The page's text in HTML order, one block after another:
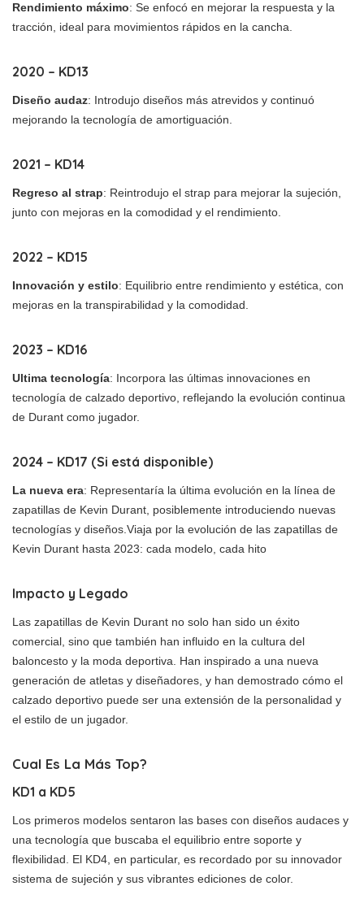
Rendimiento máximo: Se enfocó en mejorar la respuesta y la
tracción, ideal para movimientos rápidos en la cancha.
2020 – KD13
Diseño audaz: Introdujo diseños más atrevidos y continuó
mejorando la tecnología de amortiguación.
2021 – KD14
Regreso al strap: Reintrodujo el strap para mejorar la sujeción,
junto con mejoras en la comodidad y el rendimiento.
2022 – KD15
Innovación y estilo: Equilibrio entre rendimiento y estética, con
mejoras en la transpirabilidad y la comodidad.
2023 – KD16
Ultima tecnología: Incorpora las últimas innovaciones en
tecnología de calzado deportivo, reflejando la evolución continua
de Durant como jugador.
2024 – KD17 (Si está disponible)
La nueva era: Representaría la última evolución en la línea de
zapatillas de Kevin Durant, posiblemente introduciendo nuevas
tecnologías y diseños.Viaja por la evolución de las zapatillas de
Kevin Durant hasta 2023: cada modelo, cada hito
Impacto y Legado
Las zapatillas de Kevin Durant no solo han sido un éxito
comercial, sino que también han influido en la cultura del
baloncesto y la moda deportiva. Han inspirado a una nueva
generación de atletas y diseñadores, y han demostrado cómo el
calzado deportivo puede ser una extensión de la personalidad y
el estilo de un jugador.
Cual Es La Más Top?
KD1 a KD5
Los primeros modelos sentaron las bases con diseños audaces y
una tecnología que buscaba el equilibrio entre soporte y
flexibilidad. El KD4, en particular, es recordado por su innovador
sistema de sujeción y sus vibrantes ediciones de color.